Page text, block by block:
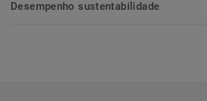
Desempenho sustentabilidade